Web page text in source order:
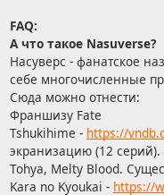
FAQ:
А что такое Nasuverse?
Насуверс - фанатское
себе многочисленные
Сюда можно отнести:
Франшизу Fate
Tshukihime - https://
экранизацию (12
Tohya, Melty Blood.
Kara no Kyoukai - https://